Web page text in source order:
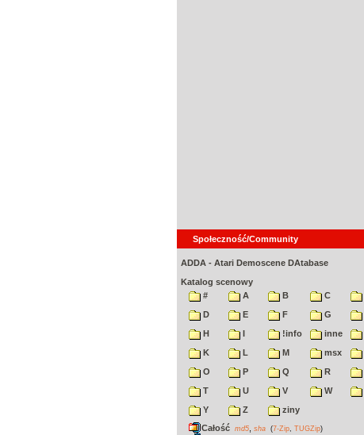
Społeczność/Community
ADDA - Atari Demoscene DAtabase
Katalog scenowy
#
A B C
D
E F G
H
I !info inne
K
L M msx
O
P Q R
T
U V W
Y
Z
ziny
Całość md5 sha (7-Zip TUGZip)